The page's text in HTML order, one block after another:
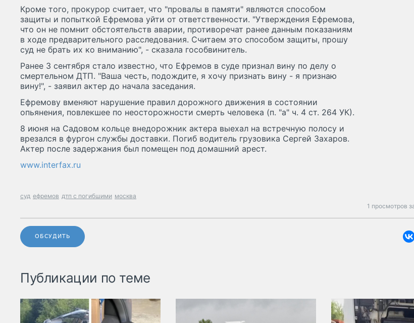
Кроме того, прокурор считает, что "провалы в памяти" являются способом
защиты и попыткой Ефремова уйти от ответственности. "Утверждения Ефремова,
что он не помнит обстоятельств аварии, противоречат ранее данным показаниям
в ходе предварительного расследования. Считаем это способом защиты, прошу
суд не брать их ко вниманию", - сказала гособвинитель.
Ранее 3 сентября стало известно, что Ефремов в суде признал вину по делу о
смертельном ДТП. "Ваша честь, подождите, я хочу признать вину - я признаю
вину!", - заявил актер до начала заседания.
Ефремову вменяют нарушение правил дорожного движения в состоянии
опьянения, повлекшее по неосторожности смерть человека (п. "а" ч. 4 ст. 264 УК).
8 июня на Садовом кольце внедорожник актера выехал на встречную полосу и
врезался в фургон службы доставки. Погиб водитель грузовика Сергей Захаров.
Актер после задержания был помещен под домашний арест.
www.interfax.ru
суд ефремов дтп с погибшими москва
1 просмотров
ОБСУДИТЬ
Публикации по теме